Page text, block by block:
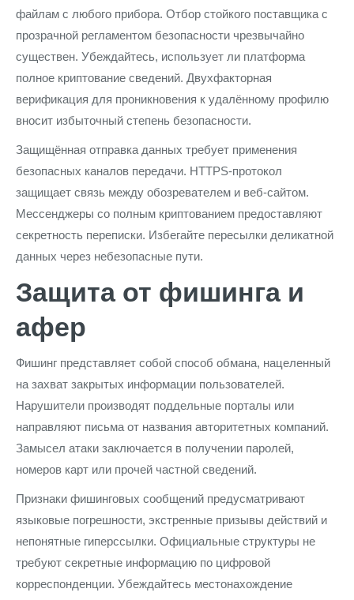
файлам с любого прибора. Отбор стойкого поставщика с
прозрачной регламентом безопасности чрезвычайно
существен. Убеждайтесь, использует ли платформа
полное криптование сведений. Двухфакторная
верификация для проникновения к удалённому профилю
вносит избыточный степень безопасности.
Защищённая отправка данных требует применения
безопасных каналов передачи. HTTPS-протокол
защищает связь между обозревателем и веб-сайтом.
Мессенджеры со полным криптованием предоставляют
секретность переписки. Избегайте пересылки деликатной
данных через небезопасные пути.
Защита от фишинга и
афер
Фишинг представляет собой способ обмана, нацеленный
на захват закрытых информации пользователей.
Нарушители производят поддельные порталы или
направляют письма от названия авторитетных компаний.
Замысел атаки заключается в получении паролей,
номеров карт или прочей частной сведений.
Признаки фишинговых сообщений предусматривают
языковые погрешности, экстренные призывы действий и
непонятные гиперссылки. Официальные структуры не
требуют секретные информацию по цифровой
корреспонденции. Убеждайтесь местонахождение